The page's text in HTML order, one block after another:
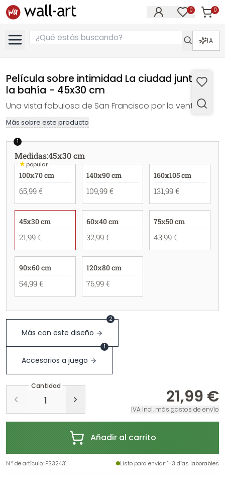
0 0
IA
Película sobre intimidad La ciudad junto a
la bahía - 45x30 cm
Una vista fabulosa de San Francisco por la ventana.
Más sobre este producto
1
Medidas:45x30 cm
★popular
100x70 cm
65,99 €
140x90 cm
109,99 €
160x105 cm
131,99 €
45x30 cm
21,99 €
60x40 cm
32,99 €
75x50 cm
43,99 €
90x60 cm
54,99 €
120x80 cm
76,99 €
Más con este diseño
2
Accesorios a juego
1
Cantidad
21,99 €
IVA incl. más gastos de envío
Añadir al carrito
N.º de artículo: FS32431 Listo para enviar: 1-3 días laborables